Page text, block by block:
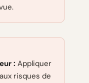
: Appliquer
risques de